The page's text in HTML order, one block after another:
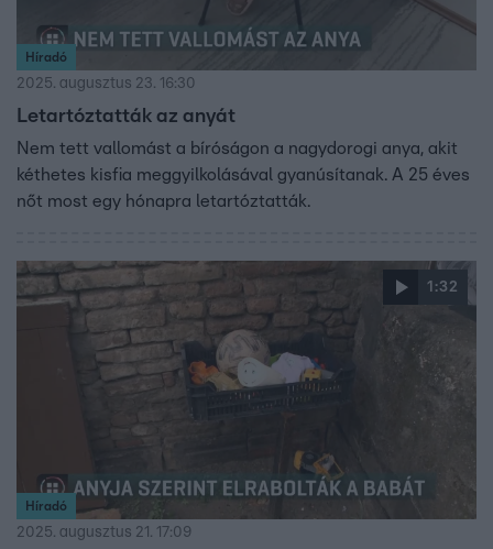
Híradó
2025. augusztus 23. 16:30
Letartóztatták az anyát
Nem tett vallomást a bíróságon a nagydorogi anya, akit
kéthetes kisfia meggyilkolásával gyanúsítanak. A 25 éves
nőt most egy hónapra letartóztatták.
1:32
Híradó
2025. augusztus 21. 17:09